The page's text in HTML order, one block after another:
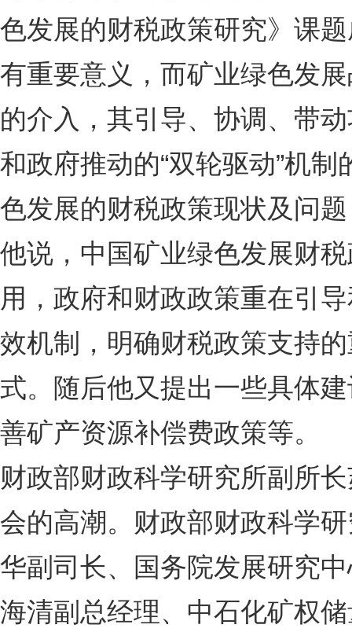
色发展的财税政策研究》课
有重要意义，而矿业绿色发
的介入，其引导、协调、带
和政府推动的“双轮驱动”机
色发展的财税政策现状及问
他说，中国矿业绿色发展财
用，政府和财政政策重在引
效机制，明确财税政策支持
式。随后他又提出一些具体
善矿产资源补偿费政策等。
财政部财政科学研究所副所
会的高潮。财政部财政科学
华副司长、国务院发展研究
海清副总经理、中石化矿权